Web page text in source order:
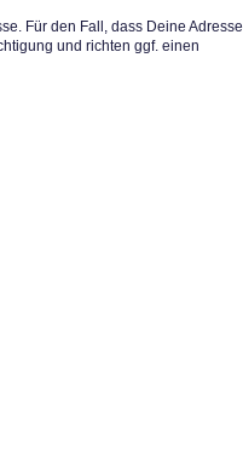
Für den Fall, dass Deine Adresse
und richten ggf. einen